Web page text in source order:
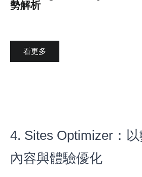
勢解析
看更多
4. Sites Optimizer：
內容與體驗優化